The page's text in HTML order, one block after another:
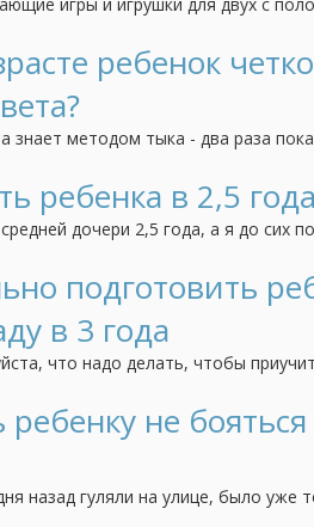
ребенок
знает методом тыка - два раза
синий, оранжевый. На наводящие
"желтый" и др.).
ребенка в 2,5
дочери 2,5 года, а я до сих
прососала, не отвыкла она и
когда нас с малышкой на 10
подготовить
в 3 года
что надо делать, чтобы
уже выходить на работу.
кушать, садиться на
не
назад гуляли на улице, было уже